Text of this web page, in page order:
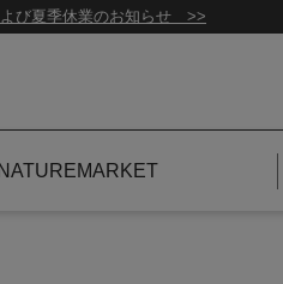
よび夏季休業のお知らせ >>
NATUREMARKET